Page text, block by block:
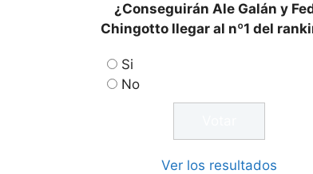
¿Conseguirán Ale Galán y
Chingotto llegar al nº1 del
Si
No
Ver los resultados